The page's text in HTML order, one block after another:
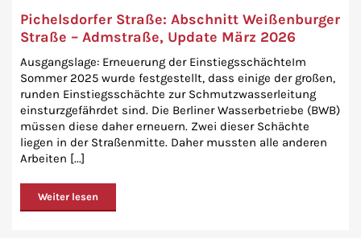
Pichelsdorfer Straße: Abschnitt Weißenburger
Straße – Admstraße, Update März 2026
Ausgangslage: Erneuerung der EinstiegsschächteIm
Sommer 2025 wurde festgestellt, dass einige der großen,
runden Einstiegsschächte zur Schmutzwasserleitung
einsturzgefährdet sind. Die Berliner Wasserbetriebe (BWB)
müssen diese daher erneuern. Zwei dieser Schächte
liegen in der Straßenmitte. Daher mussten alle anderen
Arbeiten [...]
Weiter lesen